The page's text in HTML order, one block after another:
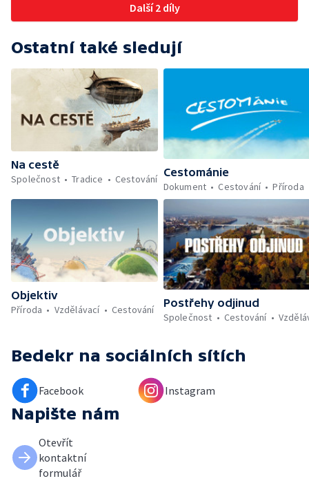
Další 2 díly
Ostatní také sledují
Na cestě
Společnost
Tradice Cestování
Cestománie
Dokument
Cestování Příroda
Objektiv
Příroda
Vzdělávací Cestování
Postřehy odjinud
Společnost
Cestování
Bedekr na sociálních sítích
Facebook Instagram
Napište nám
Otevřít
kontaktní
formulář